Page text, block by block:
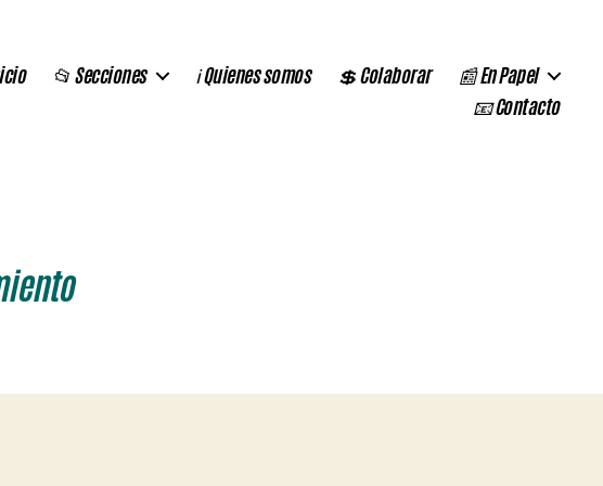
📂 Secciones ℹ️ Quienes somos 💲 Colaborar
📰 En Papel
📧 Contacto